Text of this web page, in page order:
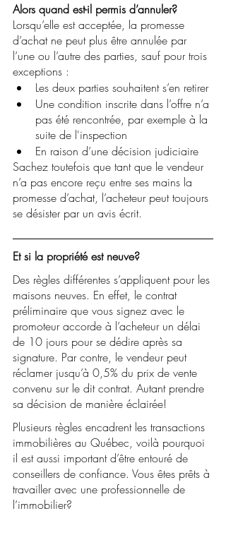
Alors quand est-il permis d’annuler?
Lorsqu’elle est acceptée, la promesse
d’achat ne peut plus être annulée par
l’une ou l’autre des parties, sauf pour trois
exceptions :
Les deux parties souhaitent s’en retirer
Une condition inscrite dans l’offre n’a
pas été rencontrée, par exemple à la
suite de l'inspection
En raison d’une décision judiciaire
Sachez toutefois que tant que le vendeur
n’a pas encore reçu entre ses mains la
promesse d’achat, l’acheteur peut toujours
se désister par un avis écrit.
Et si la propriété est neuve?
Des règles différentes s’appliquent pour les
maisons neuves. En effet, le contrat
préliminaire que vous signez avec le
promoteur accorde à l’acheteur un délai
de 10 jours pour se dédire après sa
signature. Par contre, le vendeur peut
réclamer jusqu’à 0,5% du prix de vente
convenu sur le dit contrat. Autant prendre
sa décision de manière éclairée!
Plusieurs règles encadrent les transactions
immobilières au Québec, voilà pourquoi
il est aussi important d’être entouré de
conseillers de confiance. Vous êtes prêts à
travailler avec une professionnelle de
l’immobilier?